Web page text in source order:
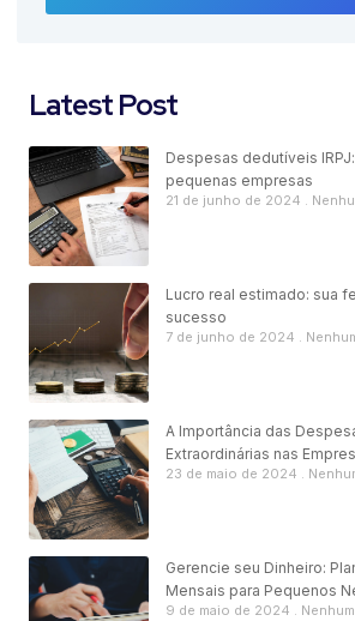
Latest Post
Despesas dedutíveis
pequenas empresas
21 de junho de 2024
Lucro real estimado: sua
sucesso
7 de junho de 2024
A Importância das
Extraordinárias nas
23 de maio de 2024
Gerencie seu Dinheiro:
Mensais para Pequenos
9 de maio de 2024